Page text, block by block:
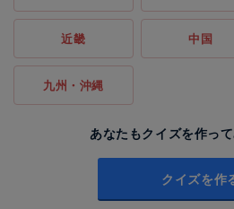
近畿 中国
九州・沖縄
あなたもクイズを作っ
クイズを作